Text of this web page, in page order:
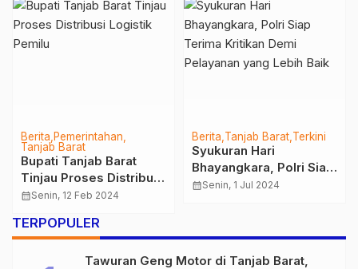
Berita Pemerintahan
Tanjab Barat
Bupati Tanjab Barat
Tinjau Proses Distribusi
Logistik Pemilu
calendar_monthSenin, 12 Feb 2024
Berita Tanjab Barat Terkini
Syukuran Hari
Bhayangkara, Polri Siap
Terima Kritikan Demi
calendar_monthSenin, 1 Jul 2024
TERPOPULER
Tawuran Geng Motor di Tanjab Barat,